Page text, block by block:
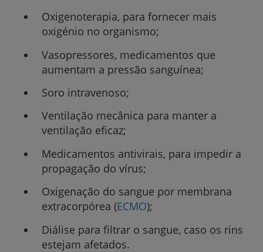
Oxigenoterapia, para fornecer mais
oxigénio no organismo;
Vasopressores, medicamentos que
aumentam a pressão sanguínea;
Soro intravenoso;
Ventilação mecânica para manter a
ventilação eficaz;
Medicamentos antivirais, para impedir a
propagação do vírus;
Oxigenação do sangue por membrana
extracorpórea (ECMO);
Diálise para filtrar o sangue, caso os rins
estejam afetados.